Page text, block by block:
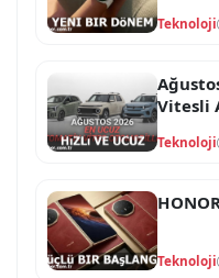
Teknoloji
Vitesli
Teknoloji
Teknoloji